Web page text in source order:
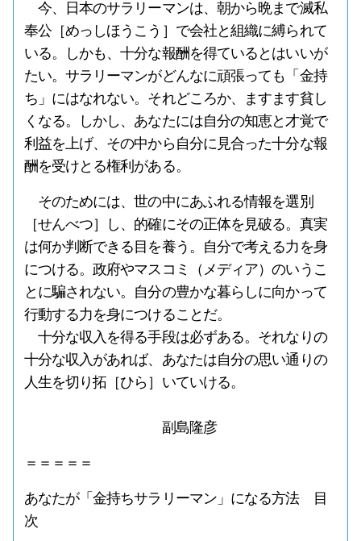
今、日本のサラリーマンは、朝から晩まで滅私
奉公［めっしほうこう］で会社と組織に縛られて
いる。しかも、十分な報酬を得ているとはいいが
たい。サラリーマンがどんなに頑張っても「金持
ち」にはなれない。それどころか、ますます貧し
くなる。しかし、あなたには自分の知恵と才覚で
利益を上げ、その中から自分に見合った十分な報
酬を受けとる権利がある。
そのためには、世の中にあふれる情報を選別
［せんべつ］し、的確にその正体を見破る。真実
は何か判断できる目を養う。自分で考える力を身
につける。政府やマスコミ（メディア）のいうこ
とに騙されない。自分の豊かな暮らしに向かって
行動する力を身につけることだ。
十分な収入を得る手段は必ずある。それなりの
十分な収入があれば、あなたは自分の思い通りの
人生を切り拓［ひら］いていける。
副島隆彦
＝＝＝＝＝
あなたが「金持ちサラリーマン」になる方法 目
次